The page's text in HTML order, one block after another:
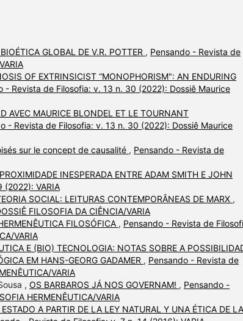
GLOBAL DE V.R. POTTER , Pensando - Revista de
OF EXTRINSICIST “MONOPHORISM": AN ENDURING
- Revista de Filosofia: v. 13 n. 30 (2022): Dossiê Maurice
AVEC MAURICE BLONDEL ET LE TOURNANT
- Revista de Filosofia: v. 13 n. 30 (2022): Dossiê Maurice
sur le concept de causalité , Pensando - Revista de
INESPERADA ENTRE ADAM SMITH E JOHN
(2022): VARIA
SOCIAL: LEITURAS CONTEMPORÂNEAS DE MARX ,
FILOSOFIA DA CIÊNCIA/VARIA
FILOSÓFICA , Pensando - Revista de
VARIA
E (BIO) TECNOLOGIA: NOTAS SOBRE A
EM HANS-GEORG GADAMER , Pensando - Revista de
VARIA
, OS BARBAROS JÁ NOS GOVERNAM! , Pensando -
HERMENÊUTICA/VARIA
A PARTIR DE LA LEY NATURAL Y UNA ÉTICA DE LA